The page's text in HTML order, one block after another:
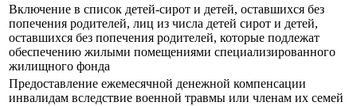
Включение в список детей-сирот и детей, оставшихся без
попечения родителей, лиц из числа детей сирот и детей,
оставшихся без попечения родителей, которые подлежат
обеспечению жилыми помещениями специализированного
жилищного фонда
Предоставление ежемесячной денежной компенсации
инвалидам вследствие военной травмы или членам их семей